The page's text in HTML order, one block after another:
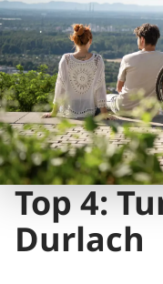
Top 4:
Durlach